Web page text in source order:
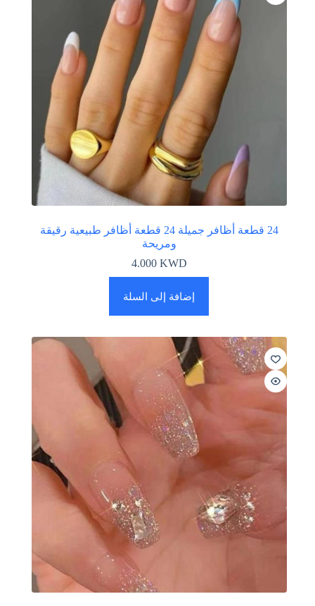
24 قطعة أظافر جميلة 24 قطعة أظافر طبيعية رقيقة
ومريحة
4.000 KWD
إضافة إلى السلة